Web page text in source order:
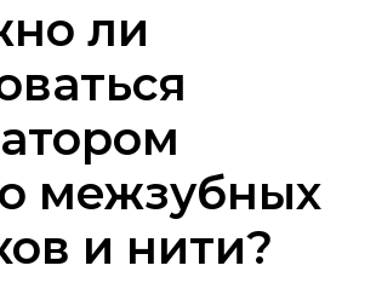
ли
межзубных
и нити?